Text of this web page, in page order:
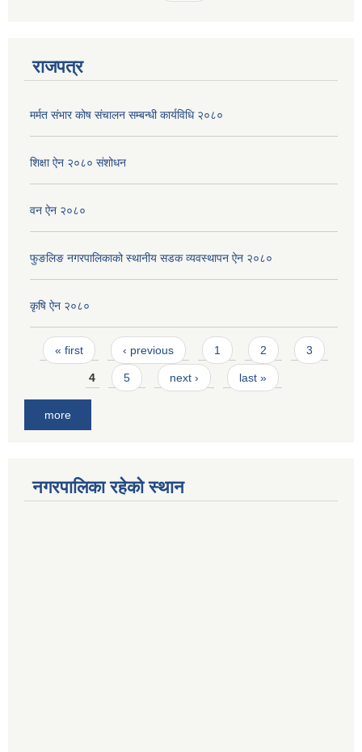
राजपत्र
मर्मत संभार कोष संचालन सम्बन्धी कार्यविधि २०८०
शिक्षा ऐन २०८० संशोधन
वन ऐन २०८०
फुङलिङ नगरपालिकाको स्थानीय सडक व्यवस्थापन ऐन २०८०
कृषि ऐन २०८०
Pages
« first ‹ previous 1 2 3
4 5 next › last »
more
नगरपालिका रहेको स्थान